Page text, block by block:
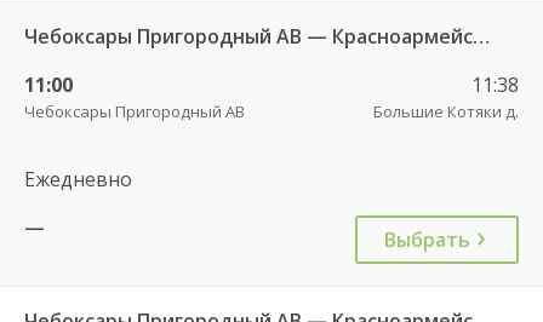
Чебоксары Пригородный АВ — Красноармейское с. ДКП 121
11:00
Чебоксары Пригородный АВ
11:38
Большие Котяки д.
Ежедневно
—
Выбрать